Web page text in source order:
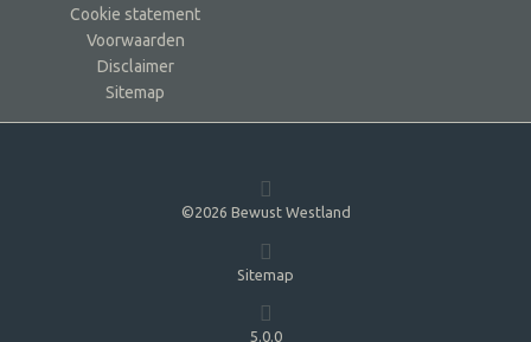
Cookie statement
Voorwaarden
Disclaimer
Sitemap
©2026 Bewust Westland
Sitemap
5.0.0